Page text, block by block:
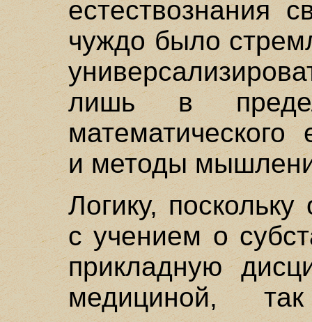
естествознания
чуждо было
лишь в
и методы
Логику,
с учением о
прикладную
медициной,